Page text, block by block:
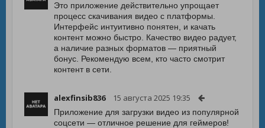
Это приложение действительно упрощает
процесс скачивания видео с платформы.
Интерфейс интуитивно понятен, и качать
контент можно быстро. Качество видео радует,
а наличие разных форматов — приятный
бонус. Рекомендую всем, кто часто смотрит
контент в сети.
alexfinsib836 15 августа 2025 19:35
Приложение для загрузки видео из популярной
соцсети — отличное решение для геймеров!